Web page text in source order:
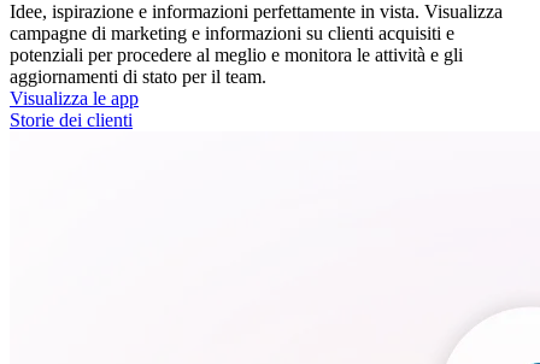
Idee, ispirazione e informazioni perfettamente in vista. Visualizza
campagne di marketing e informazioni su clienti acquisiti e
potenziali per procedere al meglio e monitora le attività e gli
aggiornamenti di stato per il team.
Visualizza le app
Storie dei clienti